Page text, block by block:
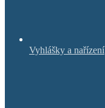
Vyhlášky a nařízení